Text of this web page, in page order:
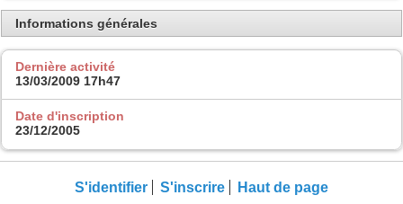
Informations générales
Dernière activité
13/03/2009 17h47
Date d'inscription
23/12/2005
S'identifier S'inscrire Haut de page